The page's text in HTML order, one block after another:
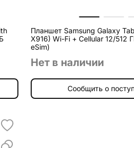
Планшет Samsung Galaxy
X916) Wi-Fi + Cellular 12/512 ГБ графит (1sim +
eSim)
Нет в наличии
Сообщить о